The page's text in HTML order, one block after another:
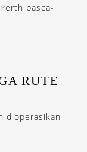
pasca-
RUTE
dioperasikan